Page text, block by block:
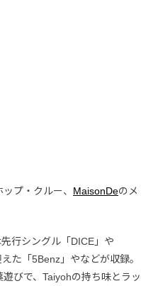
プ・クルー、 MaisonDeのメ
行シングル「DICE」や
た「5Benz」やなどが収録。
びで、Taiyohの持ち味とラッ